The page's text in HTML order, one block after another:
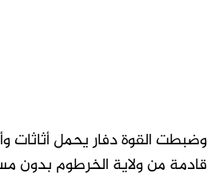
وضبطت القوة دفار يحمل أثاثات
قادمة من ولاية الخرطوم بدون